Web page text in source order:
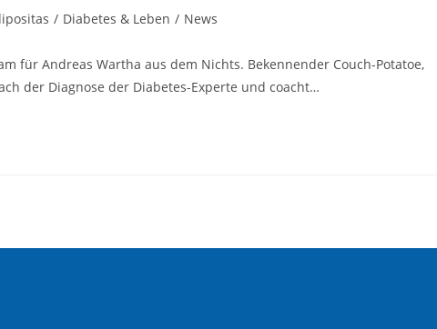
/ Diabetes & Leben / News
für Andreas Wartha aus dem Nichts. Bekennender Couch-Potatoe,
der Diagnose der Diabetes-Experte und coacht…